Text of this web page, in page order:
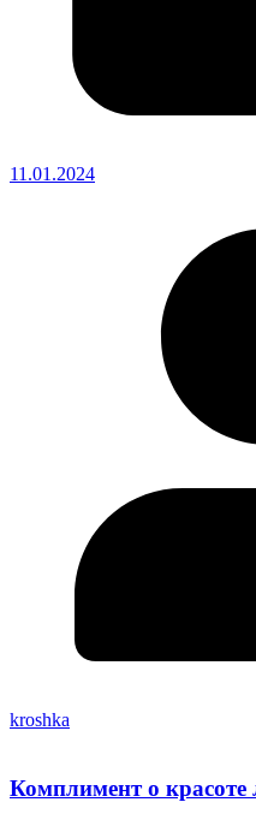
11.01.2024
kroshka
Комплимент о